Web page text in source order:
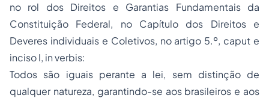
no rol dos Direitos e Garantias Fundamentais da
Constituição Federal, no Capítulo dos Direitos e
Deveres individuais e Coletivos, no artigo 5.º, caput e
inciso I, in verbis:
Todos são iguais perante a lei, sem distinção de
qualquer natureza, garantindo-se aos brasileiros e aos